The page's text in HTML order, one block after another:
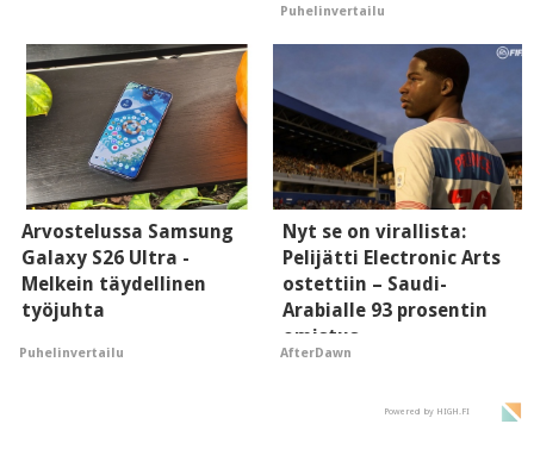
supersuosittuja
Puhelinvertailu
Arvostelussa Samsung
Galaxy S26 Ultra -
Melkein täydellinen
työjuhta
Puhelinvertailu
Nyt se on virallista:
Pelijätti Electronic Arts
ostettiin – Saudi-
Arabialle 93 prosentin
omistus
AfterDawn
Powered by HIGH.FI